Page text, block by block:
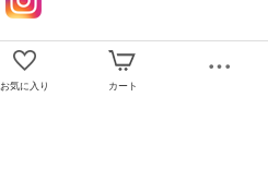
お気に入り カート